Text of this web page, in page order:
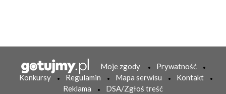
Moje zgody
Prywatność
Konkursy
Regulamin Mapa serwisu
Kontakt
Reklama
DSA/Zgłoś treść